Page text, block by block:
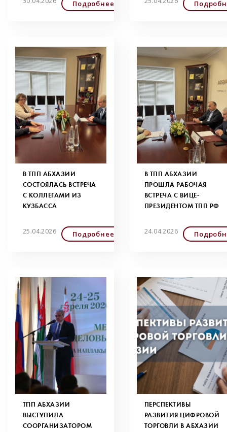
Подробнее
В ТПП АБХАЗИИ
СОСТОЯЛАСЬ ВСТРЕЧА
С КОЛЛЕГАМИ ИЗ
КУЗБАССА
25.04.2026 Подробнее
В ТПП АБХАЗИИ
ПРОШЛА РАБОЧАЯ
ВСТРЕЧА С ВИЦЕ-
ПРЕЗИДЕНТОМ ТПП РФ
24.04.2026
ТПП АБХАЗИИ
ВЫСТУПИЛА
СООРГАНИЗАТОРОМ
ПЕРСПЕКТИВЫ
РАЗВИТИЯ ЦИФРОВОЙ
ТОРГОВЛИ В АБХАЗИИ